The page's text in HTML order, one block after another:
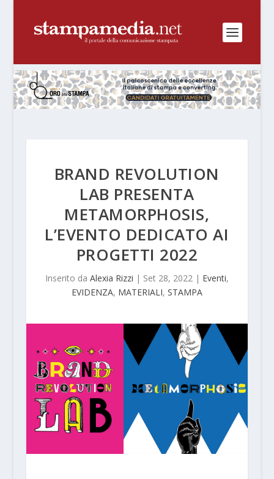
BRAND REVOLUTION
LAB PRESENTA
METAMORPHOSIS,
L’EVENTO DEDICATO AI
PROGETTI 2022
Inserito da Alexia Rizzi | Set 28, 2022| Eventi,
EVIDENZA, MATERIALI, STAMPA